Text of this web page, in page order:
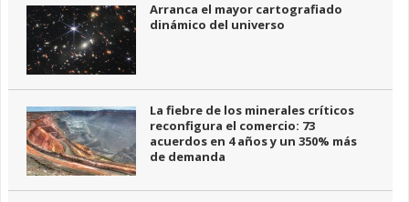
Arranca el mayor cartografiado
dinámico del universo
La fiebre de los minerales críticos
reconfigura el comercio: 73
acuerdos en 4 años y un 350% más
de demanda